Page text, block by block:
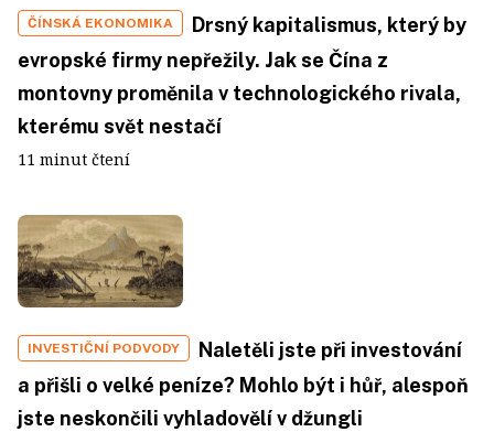
ČÍNSKÁ EKONOMIKA
Drsný kapitalismus, který by
evropské firmy nepřežily. Jak se Čína z
montovny proměnila v technologického rivala,
kterému svět nestačí
11 minut čtení
INVESTIČNÍ PODVODY
Naletěli jste při investování
a přišli o velké peníze? Mohlo být i hůř, alespoň
jste neskončili vyhladovělí v džungli